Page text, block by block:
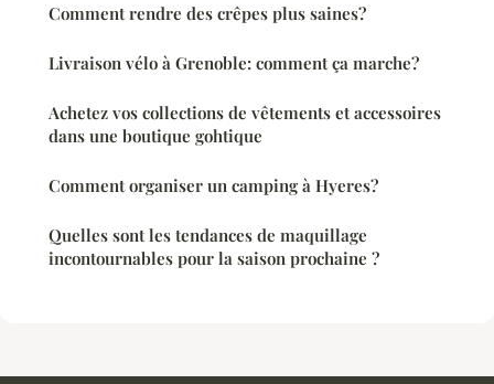
Comment rendre des crêpes plus saines?
Livraison vélo à Grenoble: comment ça marche?
Achetez vos collections de vêtements et accessoires
dans une boutique gohtique
Comment organiser un camping à Hyeres?
Quelles sont les tendances de maquillage
incontournables pour la saison prochaine ?